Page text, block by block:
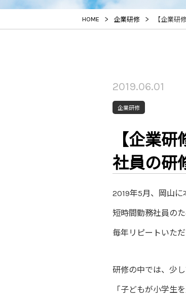
HOME > 企業研修 > 【企業研
2019.06.01
企業研修
【企業
社員の
2019年5月、岡山に
短時間勤務社員の
毎年リピートいた
研修の中では、少
「子どもが小学生